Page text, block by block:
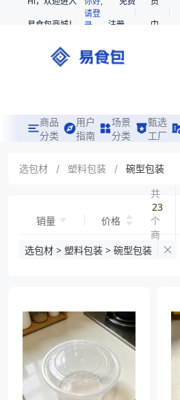
易食包商城！
请登
录
注册
中
商品
分类
用户
指南
场景
分类
甄选
工厂
选包材 / 塑料包装 / 碗型包装
销量 价格
共
23
个
商
品
选包材 > 塑料包装 > 碗型包装